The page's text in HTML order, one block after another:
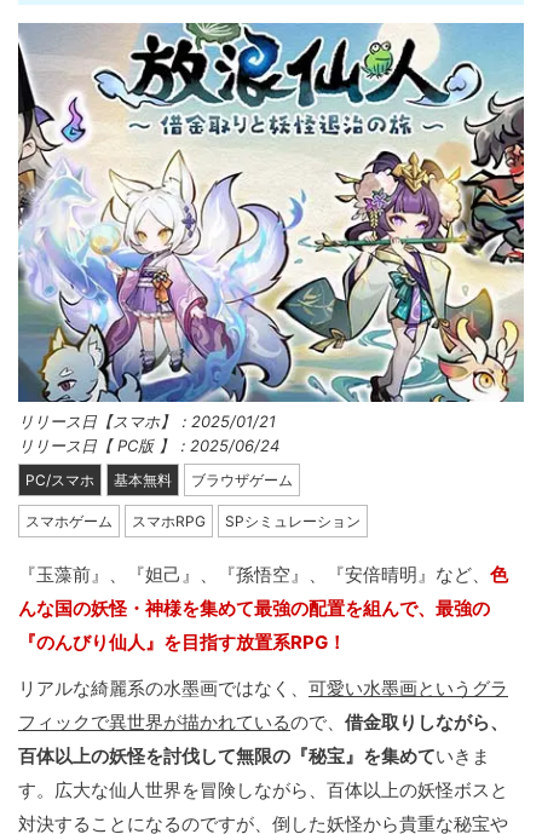
リリース日【スマホ】：2025/01/21
リリース日【 PC版 】：2025/06/24
PC/スマホ 基本無料 ブラウザゲーム
スマホゲーム スマホRPG SPシミュレーション
『玉藻前』、『妲己』、『孫悟空』、『安倍晴明』など、 色
んな国の妖怪・神様を集めて最強の配置を組んで、最強の
『のんびり仙人』を目指す放置系RPG！
リアルな綺麗系の水墨画ではなく、 可愛い水墨画というグラ
フィックで異世界が描かれているので、 借金取りしながら、
百体以上の妖怪を討伐して無限の『秘宝』を集めていきま
す。広大な仙人世界を冒険しながら、百体以上の妖怪ボスと
対決することになるのですが、倒した妖怪から貴重な秘宝や